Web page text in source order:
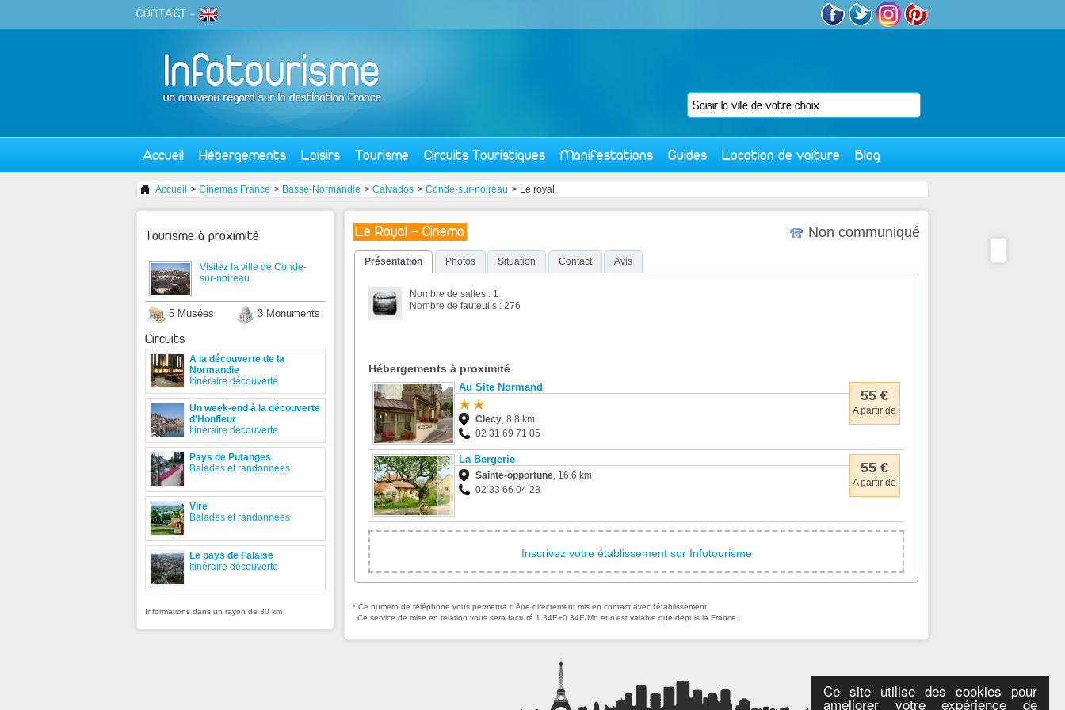
Ce site utilise des cookies pour
améliorer votre expérience de
CONTACT -
Accueil Hébergements Loisirs Tourisme Circuits Touristiques Manifestations Guides Location de voiture Blog
Accueil > Cinemas France > Basse-Normandie > Calvados > Conde-sur-noireau > Le royal
Non communiqué
Le Royal - Cinema
Présentation Photos Situation Contact Avis
Nombre de salles : 1
Nombre de fauteuils : 276
Hébergements à proximité
55 €
A partir de
Au Site Normand
Clecy, 8.8 km
02 31 69 71 05
55 €
A partir de
La Bergerie
Sainte-opportune, 16.6 km
02 33 66 04 28
Inscrivez votre établissement sur Infotourisme
* Ce numero de téléphone vous permettra d'être directement mis en contact avec l'établissement.
Ce service de mise en relation vous sera facturé 1.34E+0.34E/Mn et n'est valable que depuis la France.
Tourisme à proximité
Visitez la ville de Conde-
sur-noireau
5 Musées 3 Monuments
Circuits
A la découverte de la
Normandie
Itinéraire découverte
Un week-end à la découverte
d'Honfleur
Itinéraire découverte
Pays de Putanges
Balades et randonnées
Vire
Balades et randonnées
Le pays de Falaise
Itinéraire découverte
Informations dans un rayon de 30 km